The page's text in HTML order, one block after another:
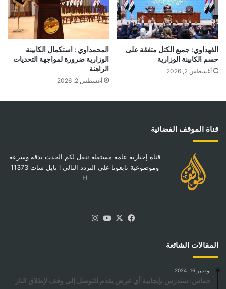
الفهداوي: جميع الكتل متفقة على
حسم الكابينة الوزارية
أغسطس 2, 2026
المحمداوي : استكمال الكابينة
الوزارية ضرورة لمواجهة التحديات
الراهنة
أغسطس 2, 2026
قناة الموقف الفضائية
قناة إخبارية عامة مستقلة ننقل لكم الحدث بدقة وسرعة
وموضوعية تابعونا على التردد التالي I نايل سات 11373
H
فيسبوك
‫X
‫YouTube
المقالات الشائعة
نوفمبر 16, 2024
حماس: سندرس بإيجابية أي عرض يقدم للتوصل إلى وقف لإطلاق النار